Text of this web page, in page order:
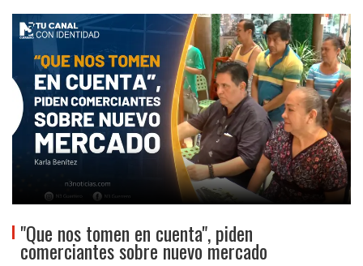
"Que nos tomen en cuenta", piden
comerciantes sobre nuevo mercado